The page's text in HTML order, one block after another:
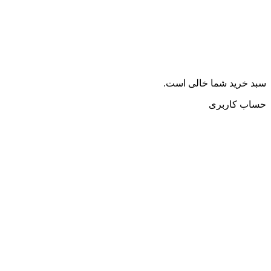
سبد خرید شما خالی است.
حساب کاربری